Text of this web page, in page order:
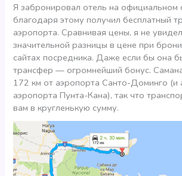
Я забронировал отель на официальном
благодаря этому получил бесплатный
аэропорта. Сравнивая цены, я не
значительной разницы в цене при
сайтах посредника. Даже если бы она
трансфер — огромнейший бонус.
172 км от аэропорта Санто-Доминго (и
аэропорта Пунта-Кана), так что
вам в кругленькую сумму.